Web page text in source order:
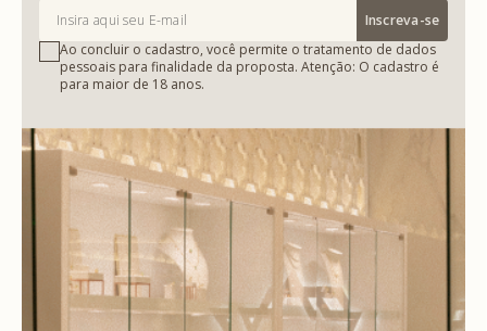
Inscreva-se
Ao concluir o cadastro, você permite o tratamento de dados
pessoais para finalidade da proposta. Atenção: O cadastro é
para maior de 18 anos.